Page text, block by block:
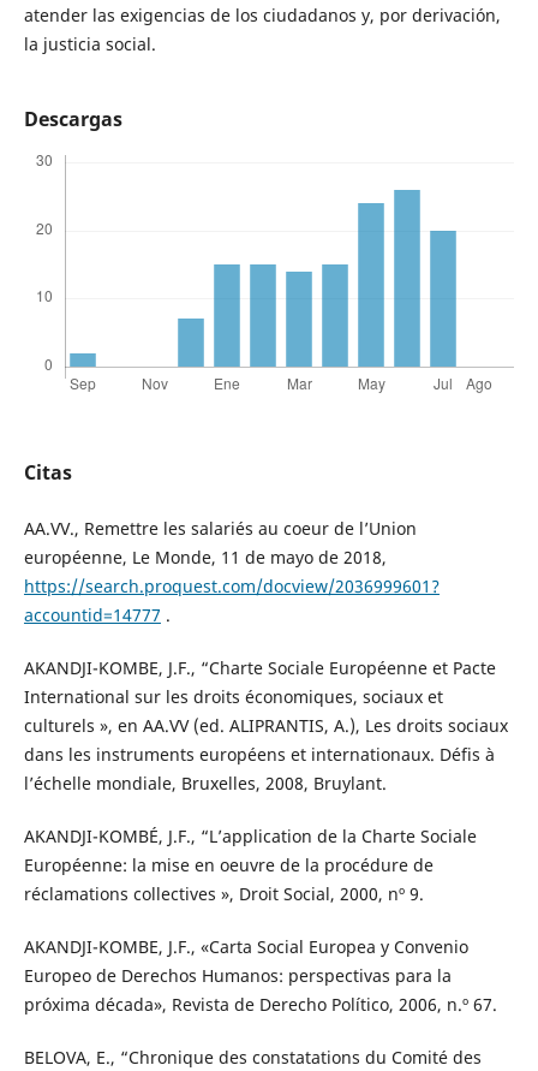
atender las exigencias de los ciudadanos y, por derivación,
la justicia social.
Descargas
Citas
AA.VV., Remettre les salariés au coeur de l’Union
européenne, Le Monde, 11 de mayo de 2018,
https://search.proquest.com/docview/2036999601?
accountid=14777 .
AKANDJI-KOMBE, J.F., “Charte Sociale Européenne et Pacte
International sur les droits économiques, sociaux et
culturels », en AA.VV (ed. ALIPRANTIS, A.), Les droits sociaux
dans les instruments européens et internationaux. Défis à
l’échelle mondiale, Bruxelles, 2008, Bruylant.
AKANDJI-KOMBÉ, J.F., “L’application de la Charte Sociale
Européenne: la mise en oeuvre de la procédure de
réclamations collectives », Droit Social, 2000, nº 9.
AKANDJI-KOMBE, J.F., «Carta Social Europea y Convenio
Europeo de Derechos Humanos: perspectivas para la
próxima década», Revista de Derecho Político, 2006, n.º 67.
BELOVA, E., “Chronique des constatations du Comité des